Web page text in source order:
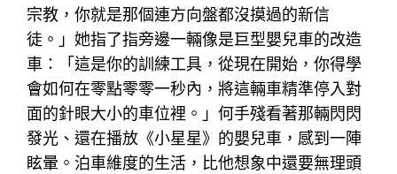
宗教，你就是那個連方向盤都沒摸過的新信
徒。」她指了指旁邊一輛像是巨型嬰兒車的改造
車：「這是你的訓練工具，從現在開始，你得學
會如何在零點零零一秒內，將這輛車精準停入對
面的針眼大小的車位裡。」何手殘看著那輛閃閃
發光、還在播放《小星星》的嬰兒車，感到一陣
眩暈。泊車維度的生活，比他想象中還要無理頭